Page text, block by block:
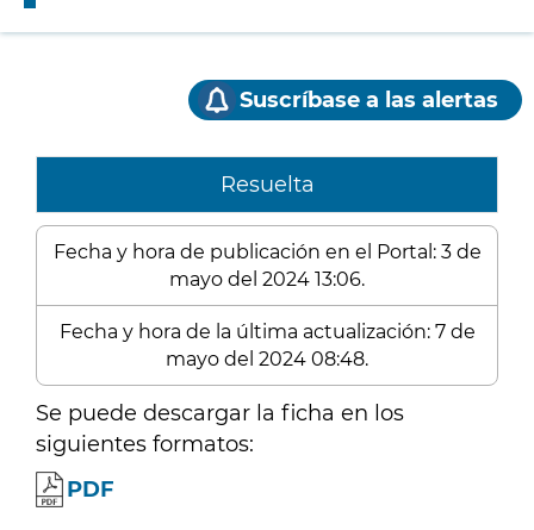
Suscríbase a las alertas
Resuelta
Fecha y hora de publicación en el Portal: 3 de
mayo del 2024 13:06.
Fecha y hora de la última actualización: 7 de
mayo del 2024 08:48.
Se puede descargar la ficha en los
siguientes formatos:
PDF